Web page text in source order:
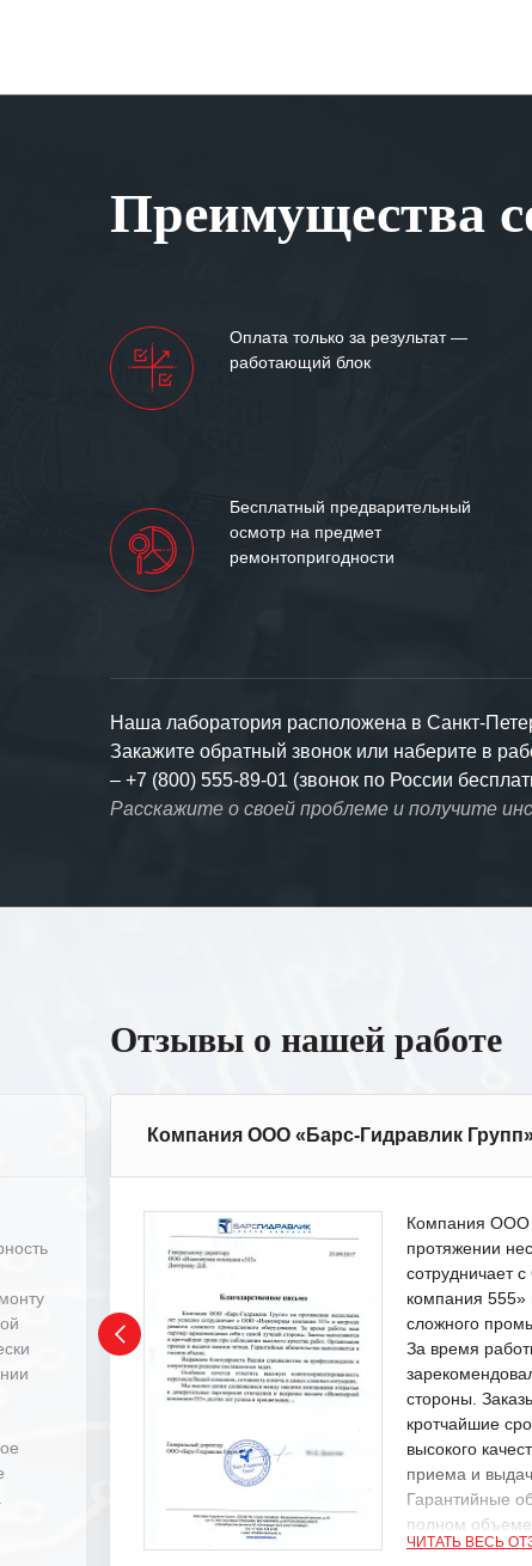
Преимущества
Оплата только за результат —
работающий блок
Бесплатный предварительный
осмотр на предмет
ремонтопригодности
Наша лаборатория расположена в Санкт-
Закажите обратный звонок или наберите в
– +7 (800) 555-89-01 (звонок по России
Расскажите о своей проблеме и получите
Отзывы о нашей работе
Компания ООО «Барс-Гидравлик
Компания ООО
протяжении
сотрудничает
компания 555»
сложного
За время
стороны.
кротчайшие
высокого
приема и
Гарантийные
полном объеме.
ЧИТАТЬ ВЕСЬ